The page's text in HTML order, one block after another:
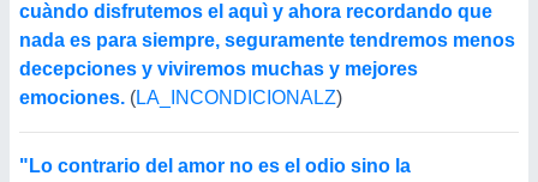
cuàndo disfrutemos el aquì y ahora recordando que
nada es para siempre, seguramente tendremos menos
decepciones y viviremos muchas y mejores
emociones. (LA_INCONDICIONALZ)
"Lo contrario del amor no es el odio sino la